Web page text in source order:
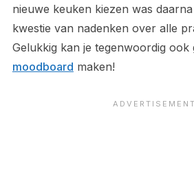
nieuwe keuken kiezen was
kwestie van nadenken over alle
Gelukkig kan je tegenwoordig ook
moodboard maken!